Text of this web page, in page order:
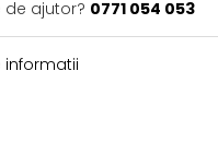
de ajutor? 0771 054 053
informatii